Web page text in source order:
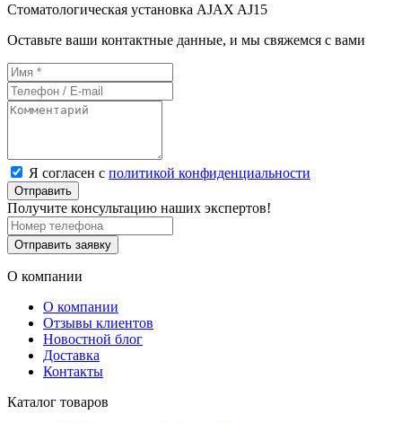
Стоматологическая установка AJAX AJ15
Оставьте ваши контактные данные, и мы свяжемся с вами
Я согласен с политикой конфиденциальности
Отправить
Получите консультацию наших экспертов!
Отправить заявку
О компании
О компании
Отзывы клиентов
Новостной блог
Доставка
Контакты
Каталог товаров